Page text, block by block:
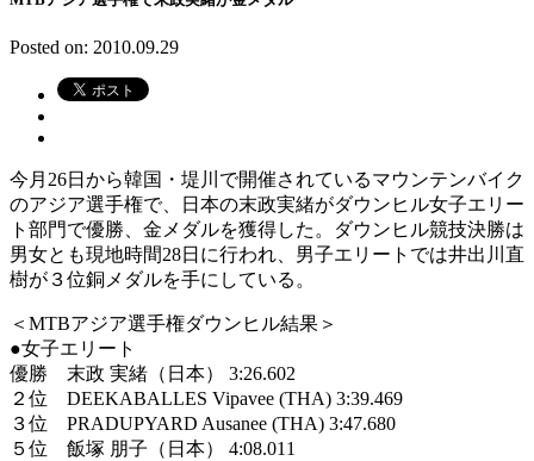
Posted on: 2010.09.29
今月26日から韓国・堤川で開催されているマウンテンバイク
のアジア選手権で、日本の末政実緒がダウンヒル女子エリー
ト部門で優勝、金メダルを獲得した。ダウンヒル競技決勝は
男女とも現地時間28日に行われ、男子エリートでは井出川直
樹が３位銅メダルを手にしている。
＜MTBアジア選手権ダウンヒル結果＞
●女子エリート
優勝 末政 実緒（日本） 3:26.602
２位 DEEKABALLES Vipavee (THA) 3:39.469
３位 PRADUPYARD Ausanee (THA) 3:47.680
５位 飯塚 朋子（日本） 4:08.011